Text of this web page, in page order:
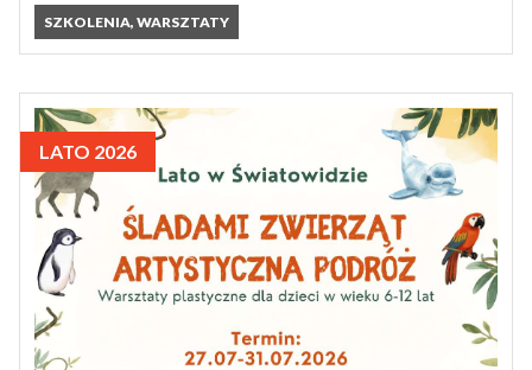
SZKOLENIA, WARSZTATY
LATO 2026